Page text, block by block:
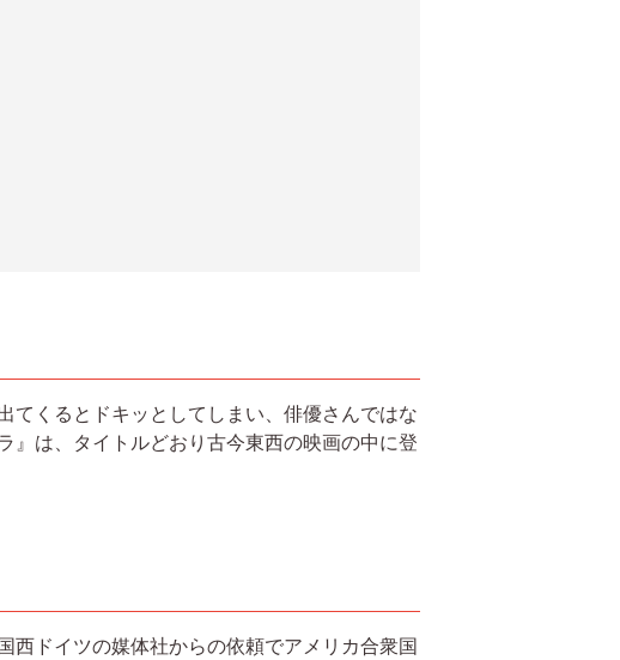
てくるとドキッとしてしまい、俳優さんではな
は、タイトルどおり古今東西の映画の中に登
西ドイツの媒体社からの依頼でアメリカ合衆国